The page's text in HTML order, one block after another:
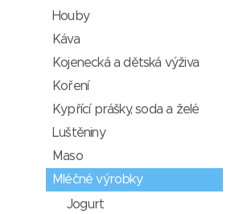
Houby
Káva
Kojenecká a dětská výživa
Koření
Kypřící prášky, soda a želé
Luštěniny
Maso
Mléčné výrobky
Jogurt